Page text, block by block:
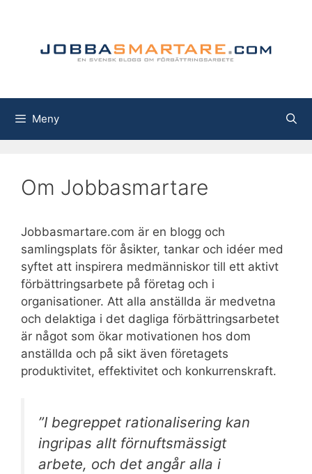
Meny
Om Jobbasmartare
Jobbasmartare.com är en blogg och
samlingsplats för åsikter, tankar och idéer med
syftet att inspirera medmänniskor till ett aktivt
förbättringsarbete på företag och i
organisationer. Att alla anställda är medvetna
och delaktiga i det dagliga förbättringsarbetet
är något som ökar motivationen hos dom
anställda och på sikt även företagets
produktivitet, effektivitet och konkurrenskraft.
”I begreppet rationalisering kan
ingripas allt förnuftsmässigt
arbete, och det angår alla i